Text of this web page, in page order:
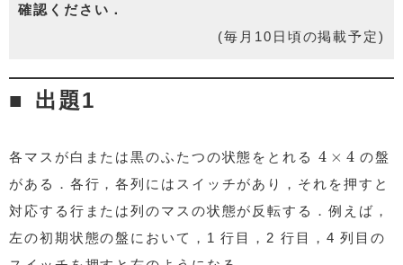
確認ください．
(毎月10日頃の掲載予定)
出題1
各マスが白または黒のふたつの状態をとれる 4 × 4
4 × 4
の盤
がある．各行，各列にはスイッチがあり，それを押すと
対応する行または列のマスの状態が反転する．例えば，
左の初期状態の盤において，1 行目，2 行目，4 列目の